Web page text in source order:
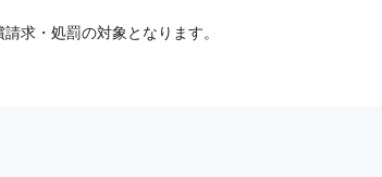
求・処罰の対象となります。